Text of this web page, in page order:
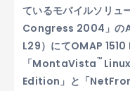
ているモバイルソリ
Congress 2004」の
L29）にてOMAP
「MontaVista™Linux
Edition」と「